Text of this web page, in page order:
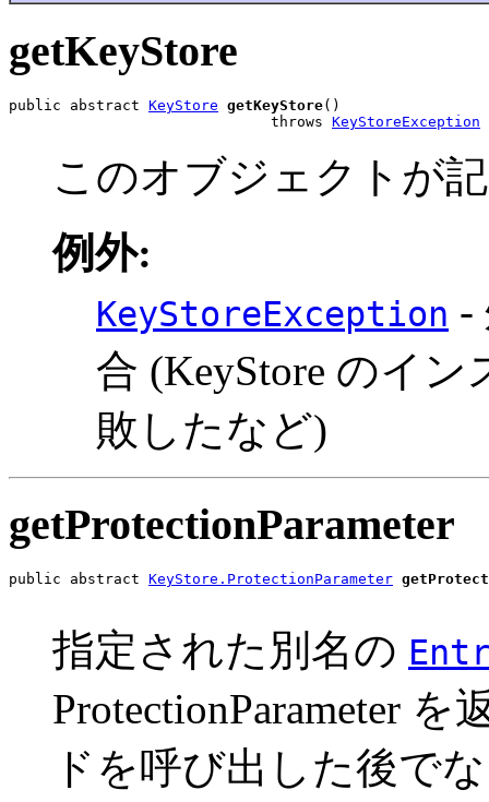
getKeyStore
public abstract KeyStore getKeyStore()
                              throws
KeyStoreException
このオブジェクトが
例外:
KeyStoreException -
合 (KeyStore のイ
敗したなど)
getProtectionParameter
public abstract KeyStore.ProtectionParameter
指定された別名の
ProtectionParameter を
ドを呼び出した後で